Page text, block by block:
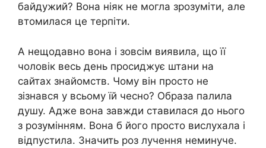
байдужий? Вона ніяк не могла зрозуміти, але
втомилася це терпіти.
А нещодавно вона і зовсім виявила, що її
чоловік весь день просиджує штани на
сайтах знайомств. Чому він просто не
зізнався у всьому їй чесно? Образа палила
душу. Адже вона завжди ставилася до нього
з розумінням. Вона б його просто вислухала і
відпустила. Значить роз лучення неминуче.